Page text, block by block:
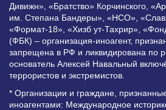
Дивижн», «Братство» Корчинского,
им. Степана Бандеры», «НСО»,
«Формат-18», «Хизб ут-Тахрир»,
(ФБК) – организация-иноагент,
запрещена в РФ и ликвидирована по
основатель Алексей Навальный
террористов и экстремистов.
* Организации и граждане,
иноагентами: Международное